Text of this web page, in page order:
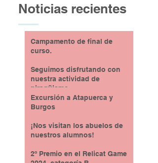
Noticias recientes
Campamento de final de
curso.
Seguimos disfrutando con
nuestra actividad de
piragüismo
Excursión a Atapuerca y
Burgos
¡Nos visitan los abuelos de
nuestros alumnos!
2º Premio en el Relicat Game